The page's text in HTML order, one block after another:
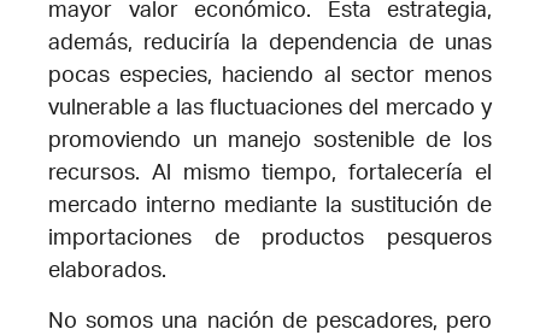
mayor valor económico. Esta estrategia,
además, reduciría la dependencia de unas
pocas especies, haciendo al sector menos
vulnerable a las fluctuaciones del mercado y
promoviendo un manejo sostenible de los
recursos. Al mismo tiempo, fortalecería el
mercado interno mediante la sustitución de
importaciones de productos pesqueros
elaborados.
No somos una nación de pescadores, pero